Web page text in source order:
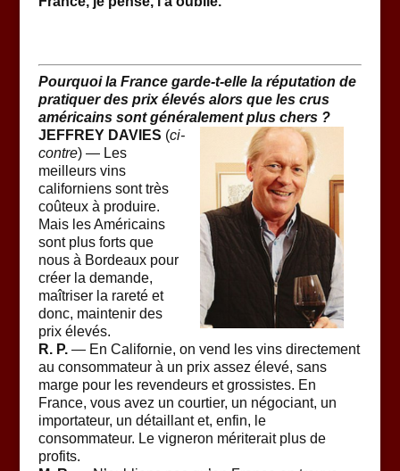
Pourquoi la France garde-t-elle la réputation de
pratiquer des prix élevés alors que les crus
américains sont généralement plus chers ?
JEFFREY DAVIES (ci-
contre) — Les
meilleurs vins
californiens sont très
coûteux à produire.
Mais les Américains
sont plus forts que
nous à Bordeaux pour
créer la demande,
maîtriser la rareté et
donc, maintenir des
prix élevés.
R. P.— En Californie, on vend les vins directement
au consommateur à un prix assez élevé, sans
marge pour les revendeurs et grossistes. En
France, vous avez un courtier, un négociant, un
importateur, un détaillant et, enfin, le
consommateur. Le vigneron mériterait plus de
profits.